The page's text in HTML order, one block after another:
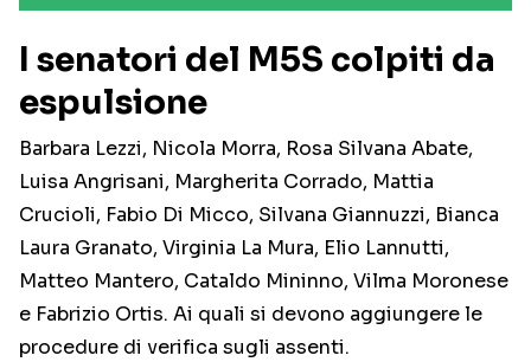
I senatori del M5S colpiti da
espulsione
Barbara Lezzi, Nicola Morra, Rosa Silvana Abate,
Luisa Angrisani, Margherita Corrado, Mattia
Crucioli, Fabio Di Micco, Silvana Giannuzzi, Bianca
Laura Granato, Virginia La Mura, Elio Lannutti,
Matteo Mantero, Cataldo Mininno, Vilma Moronese
e Fabrizio Ortis. Ai quali si devono aggiungere le
procedure di verifica sugli assenti.